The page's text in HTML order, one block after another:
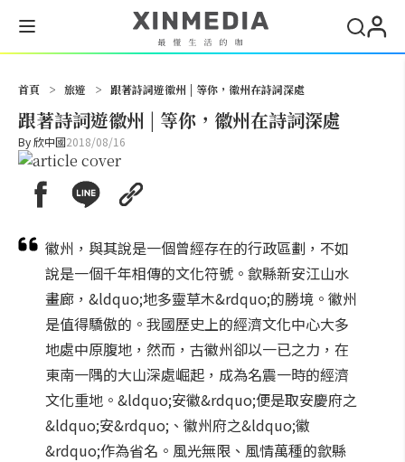
首頁 > 旅遊 > 跟著詩詞遊徽州 | 等你，徽州在詩詞深處
跟著詩詞遊徽州 | 等你，徽州在詩詞深處
By欣中國2018/08/16
徽州，與其說是一個曾經存在的行政區劃，不如
說是一個千年相傳的文化符號。歙縣新安江山水
畫廊，&ldquo;地多靈草木&rdquo;的勝境。徽州
是值得驕傲的。我國歷史上的經濟文化中心大多
地處中原腹地，然而，古徽州卻以一已之力，在
東南一隅的大山深處崛起，成為名震一時的經濟
文化重地。&ldquo;安徽&rdquo;便是取安慶府之
&ldquo;安&rdquo;、徽州府之&ldquo;徽
&rdquo;作為省名。風光無限、風情萬種的歙縣